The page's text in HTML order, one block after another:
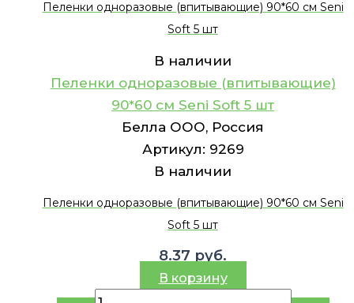
Пеленки одноразовые (впитывающие) 90*60 см Seni
Soft 5 шт
В наличии
Пеленки одноразовые (впитывающие)
90*60 см Seni Soft 5 шт
Белла ООО, Россия
Артикул: 9269
В наличии
Пеленки одноразовые (впитывающие) 90*60 см Seni
Soft 5 шт
8.37 руб.
В корзину